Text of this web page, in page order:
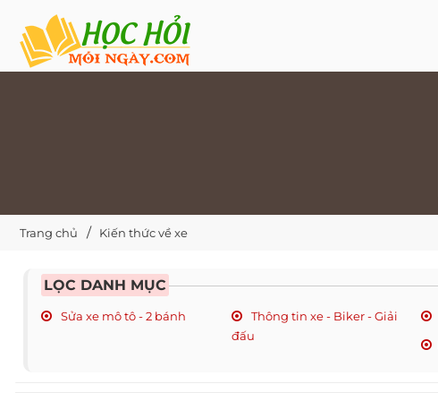
Trang chủ Kiến thức về xe
LỌC DANH MỤC
Sửa xe mô tô - 2 bánh
Thông tin xe - Biker - Giải
đấu